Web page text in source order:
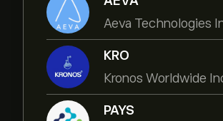
Aeva Technologies
KRO
Kronos Worldwide
PAYS